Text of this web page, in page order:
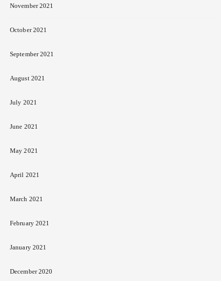
November 2021
October 2021
September 2021
August 2021
July 2021
June 2021
May 2021
April 2021
March 2021
February 2021
January 2021
December 2020